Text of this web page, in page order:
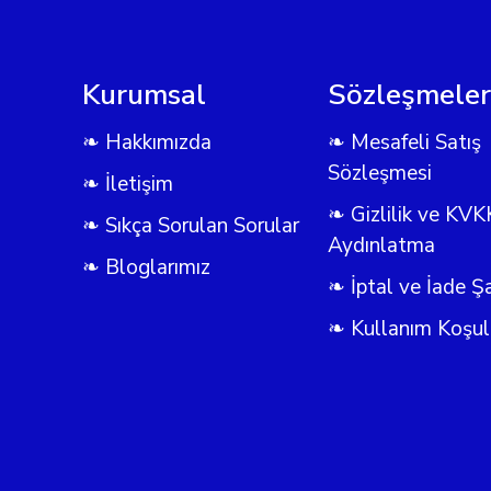
Kurumsal
❧ Hakkımızda
❧ İletişim
❧ Sıkça Sorulan Sorular
❧ Bloglarımız
Sözleşmeler
❧ Mesafeli Satış
Sözleşmesi
❧ Gizlilik ve
Aydınlatma
❧ İptal ve İade
❧ Kullanım